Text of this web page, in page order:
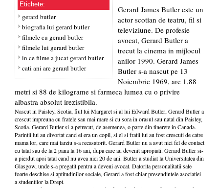
Etichete:
gerard butler
biografia lui gerard butler
filmele cu gerard butler
filmele lui gerard butler
in ce filme a jucat gerard butler
cati ani are gerard butler
Gerard James Butler este un
actor scotian de teatru, fil si
televiziune. De profesie
avocat, Gerard Butler a
trecut la cinema in mijlocul
anilor 1990. Gerard James
Butler s-a nascut pe 13
Noiembrie 1969, are 1,88
metri si 88 de kilograme si farmeca lumea cu o privire
albastra absolut irezistibila.
Nascut in Paisley, Scotia, fiul lui Margaret si al lui Edward Butler, Gerard Butler a
crescut impreuna cu fratele sau mai mare si cu sora in orasul sau natal din Paisley,
Scotia. Gerard Butler si-a petrecut, de asemenea, o parte din tinerete in Canada.
Parintii lui au divortat cand el era un copil, si el si fratii lui au fost crescuti de catre
mama lor, care mai tarziu s-a recasatorit. Gerard Butler nu a avut nici fel de contact
cu tatal sau de la 2 pana la 16 ani, dupa care au devenit apropiati. Gerard Butler si-
a pierdut apoi tatal cand nu avea nici 20 de ani. Butler a studiat la Universitatea din
Glasgow, unde s-a pregatit pentru a deveni avocat. Datorita personalitatii sale
foarte deschise si aptitudinilor sociale, Gerard a fost chiar presendintele asociatiei
a studentilor la Drept.